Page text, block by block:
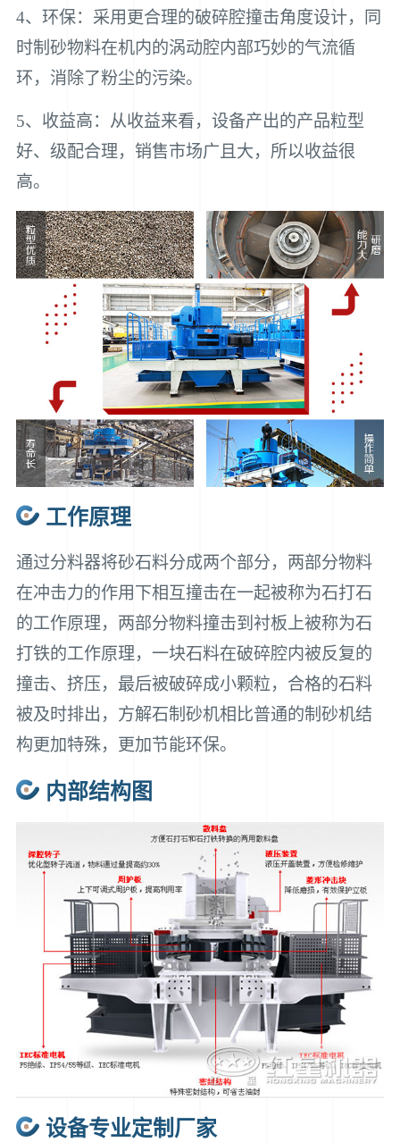
4、环保：采用更合理的破碎腔撞击角度设计，同
时制砂物料在机内的涡动腔内部巧妙的气流循
环，消除了粉尘的污染。
5、收益高：从收益来看，设备产出的产品粒型
好、级配合理，销售市场广且大，所以收益很
高。
工作原理
通过分料器将砂石料分成两个部分，两部分物料
在冲击力的作用下相互撞击在一起被称为石打石
的工作原理，两部分物料撞击到衬板上被称为石
打铁的工作原理，一块石料在破碎腔内被反复的
撞击、挤压，最后被破碎成小颗粒，合格的石料
被及时排出，方解石制砂机相比普通的制砂机结
构更加特殊，更加节能环保。
内部结构图
设备专业定制厂家